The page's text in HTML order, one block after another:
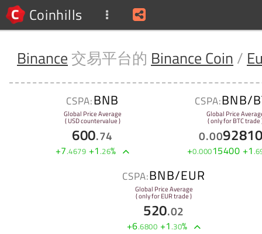
Coinhills
Binance 交易平台的 Binance Coin /
CSPA:BNB
Global Price Average
( USD countervalue )
600.74
+7.4679 +1.26%
CSPA:BNB/
Global Price
( only for BTC trade
0.00
+0.00015400 +1.
CSPA:BNB/EUR
Global Price Average
( only for EUR trade )
520.02
+6.6800 +1.30%